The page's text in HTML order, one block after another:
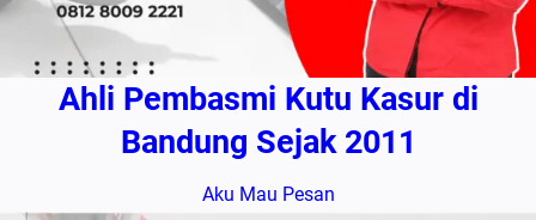
Ahli Pembasmi Kutu Kasur di
Bandung Sejak 2011
Aku Mau Pesan